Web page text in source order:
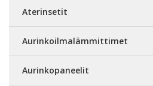
Aterinsetit
Aurinkoilmalämmittimet
Aurinkopaneelit